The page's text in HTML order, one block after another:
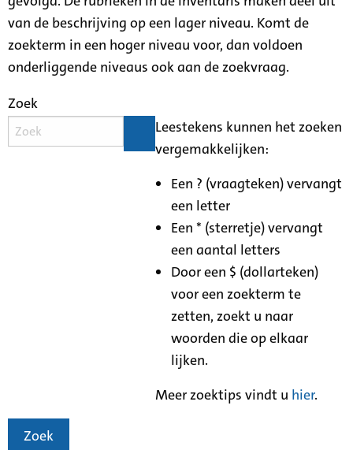
van de beschrijving op een lager niveau. Komt de
zoekterm in een hoger niveau voor, dan voldoen
onderliggende niveaus ook aan de zoekvraag.
Zoek
Leestekens kunnen het zoeken
vergemakkelijken:
Een ? (vraagteken) vervangt
een letter
Een * (sterretje) vervangt
een aantal letters
Door een $ (dollarteken)
voor een zoekterm te
zetten, zoekt u naar
woorden die op elkaar
lijken.
Meer zoektips vindt u hier.
Zoek